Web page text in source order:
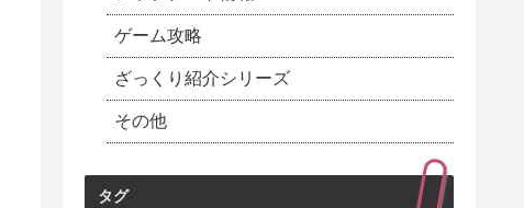
ゲーム攻略
ざっくり紹介シリーズ
その他
タグ